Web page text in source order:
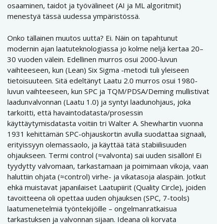
osaaminen, taidot ja työvälineet (AI ja ML algoritmit)
menestyä tässä uudessa ympäristössä.
Onko tällainen muutos uutta? Ei. Näin on tapahtunut
modernin ajan laatuteknologiassa jo kolme neljä kertaa 20–
30 vuoden välein. Edellinen murros osui 2000-luvun
vaihteeseen, kun (Lean) Six Sigma -metodi tuli yleiseen
tietoisuuteen. Sitä edeltänyt Laatu 2.0 murros osui 1980-
luvun vaihteeseen, kun SPC ja TQM/PDSA/Deming mullistivat
laadunvalvonnan (Laatu 1.0) ja syntyi laadunohjaus, joka
tarkoitti, että havaintodatasta/prosessin
käyttäytymisdatasta voitiin tri Walter A. Shewhartin vuonna
1931 kehittämän SPC-ohjauskortin avulla suodattaa signaali,
erityissyyn olemassaolo, ja käyttää tätä stabiilisuuden
ohjaukseen. Termi control (≈valvonta) sai uuden sisällön! Ei
tyydytty valvomaan, tarkastamaan ja poimimaan vikoja, vaan
haluttiin ohjata (≈control) virhe- ja vikatasoja alaspäin. Jotkut
ehkä muistavat japanilaiset Laatupiirit (Quality Circle), joiden
tavoitteena oli opettaa uuden ohjauksen (SPC, 7-tools)
laatumenetelmiä työntekijöille – ongelmanratkaisua
tarkastuksen ja valvonnan sijaan. Ideana oli korvata